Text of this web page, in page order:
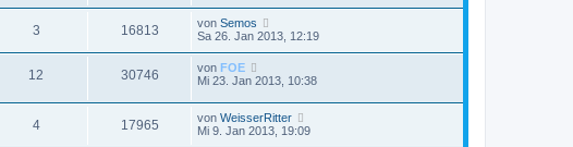
3 16813 von Semos
Sa 26. Jan 2013, 12:19
12 30746 von FOE
Mi 23. Jan 2013, 10:38
4 17965 von WeisserRitter
Mi 9. Jan 2013, 19:09